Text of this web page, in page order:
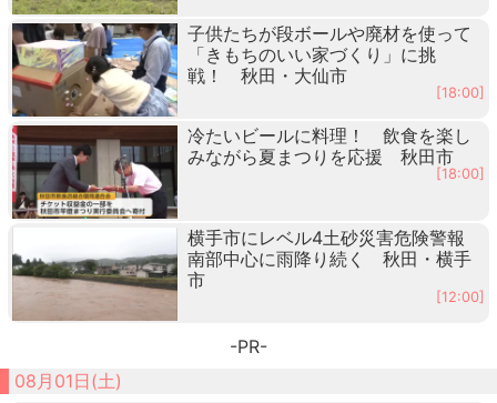
子供たちが段ボールや廃材を使って
「きもちのいい家づくり」に挑
戦！ 秋田・大仙市
[18:00]
冷たいビールに料理！ 飲食を楽し
みながら夏まつりを応援 秋田市
[18:00]
横手市にレベル4土砂災害危険警報
南部中心に雨降り続く 秋田・横手
市
[12:00]
-PR-
08月01日(土)